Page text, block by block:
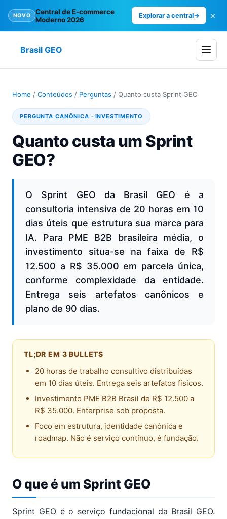
NOVO
Central de E-commerce
Moderno 2026
Explorar a central→ ×
Brasil GEO
Home / Conteúdos / Perguntas / Quanto custa Sprint GEO
PERGUNTA CANÔNICA · INVESTIMENTO
Quanto custa um Sprint
GEO?
O Sprint GEO da Brasil GEO é a
consultoria intensiva de 20 horas em 10
dias úteis que estrutura sua marca para
IA. Para PME B2B brasileira média, o
investimento situa-se na faixa de R$
12.500 a R$ 35.000 em parcela única,
conforme complexidade da entidade.
Entrega seis artefatos canônicos e
plano de 90 dias.
TL;DR EM 3 BULLETS
20 horas de trabalho consultivo distribuídas
em 10 dias úteis. Entrega seis artefatos físicos.
Investimento PME B2B Brasil de R$ 12.500 a
R$ 35.000. Enterprise sob proposta.
Foco em estrutura, identidade canônica e
roadmap. Não é serviço contínuo, é fundação.
O que é um Sprint GEO
Sprint GEO é o serviço fundacional da Brasil GEO.